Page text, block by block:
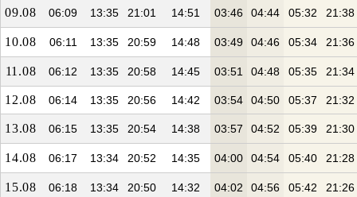
09.08 06:09 13:35 21:01 14:51 03:46 04:44 05:32 21:38
10.08 06:11 13:35 20:59 14:48 03:49 04:46 05:34 21:36
11.08 06:12 13:35 20:58 14:45 03:51 04:48 05:35 21:34
12.08 06:14 13:35 20:56 14:42 03:54 04:50 05:37 21:32
13.08 06:15 13:35 20:54 14:38 03:57 04:52 05:39 21:30
14.08 06:17 13:34 20:52 14:35 04:00 04:54 05:40 21:28
15.08 06:18 13:34 20:50 14:32 04:02 04:56 05:42 21:26